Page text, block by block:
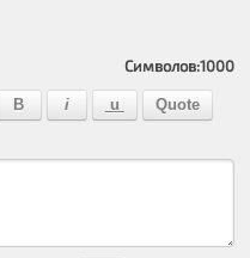
Символов:1000